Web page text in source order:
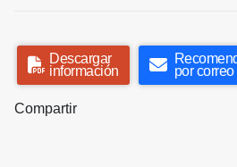
Descargar
información
por
Compartir